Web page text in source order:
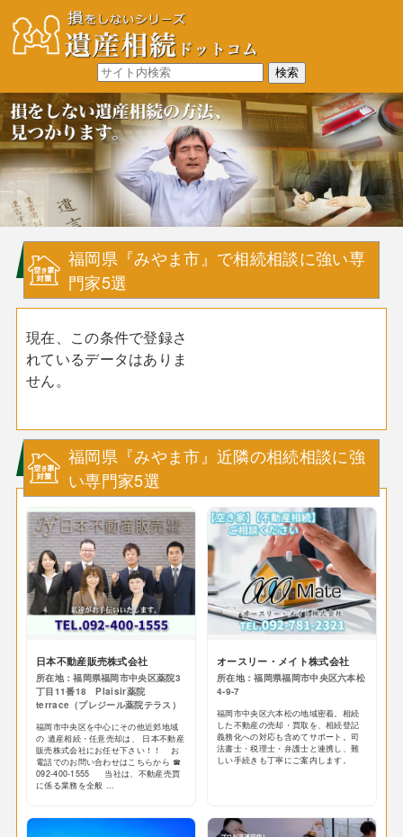
福岡県『みやま市』で相続相談に強い専
門家5選
現在、この条件で登録さ
れているデータはありま
せん。
福岡県『みやま市』近隣の相続相談に強
い専門家5選
日本不動産販売株式会社
所在地：福岡県福岡市中央区薬院3
丁目11番18 Plaisir薬院
terrace（プレジール薬院テラス）
福岡市中央区を中心にその他近郊地域
の 遺産相続・任意売却は、 日本不動産
販売株式会社にお任せ下さい！！ お
電話でのお問い合わせはこちらから ☎
092-400-1555 当社は、不動産売買
に係る業務を全般 ...
オースリー・メイト株式会社
所在地：福岡県福岡市中央区六本松
4-9-7
福岡市中央区六本松の地域密着。相続
した不動産の売却・買取を、相続登記
義務化への対応も含めてサポート。司
法書士・税理士・弁護士と連携し、難
しい手続きも丁寧にご案内します。